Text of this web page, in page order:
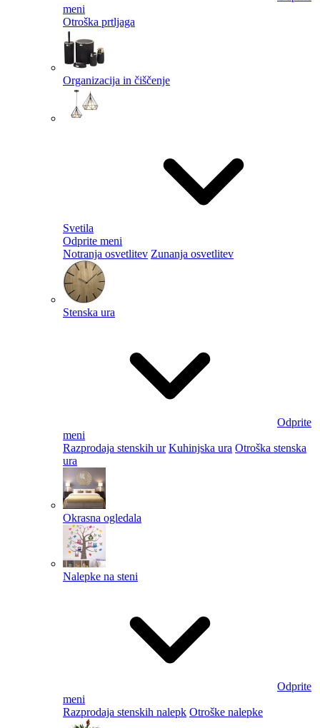
meni
Otroška prtljaga
Organizacija in čiščenje
Svetila
Odprite meni
Notranja osvetlitev Zunanja osvetlitev
Stenska ura
Odprite
meni
Razprodaja stenskih ur Kuhinjska ura Otroška stenska
ura
Okrasna ogledala
Nalepke na steni
Odprite
meni
Razprodaja stenskih nalepk Otroške nalepke